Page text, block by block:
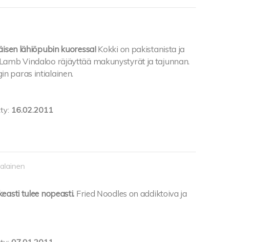
lähiöpubin kuoressa! Kokki on pakistanista ja
Vindaloo räjäyttää makunystyrät ja tajunnan.
paras intialainen.
16.02.2011
tulee nopeasti. Fried Noodles on addiktoiva ja